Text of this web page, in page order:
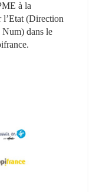
à la
l’Etat (Direction
Num) dans le